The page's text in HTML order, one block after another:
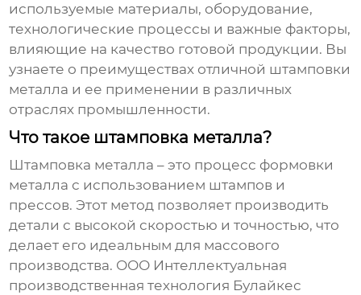
используемые материалы, оборудование,
технологические процессы и важные факторы,
влияющие на качество готовой продукции. Вы
узнаете о преимуществах отличной штамповки
металла и ее применении в различных
отраслях промышленности.
Что такое штамповка металла?
Штамповка металла – это процесс формовки
металла с использованием штампов и
прессов. Этот метод позволяет производить
детали с высокой скоростью и точностью, что
делает его идеальным для массового
производства. ООО Интеллектуальная
производственная технология Булайкес